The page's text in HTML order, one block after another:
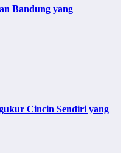
Bandung yang
Cincin Sendiri yang